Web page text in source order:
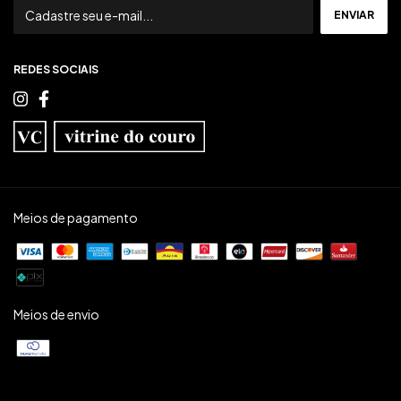
REDES SOCIAIS
Meios de pagamento
Meios de envio